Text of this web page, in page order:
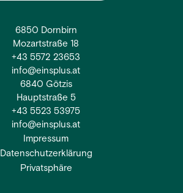
6850 Dornbirn
Mozartstraße 18
+43 5572 23653
info@einsplus.at
6840 Götzis
Hauptstraße 5
+43 5523 53975
info@einsplus.at
Impressum
Datenschutzerklärung
Privatsphäre